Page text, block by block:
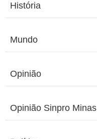
História
Mundo
Opinião
Opinião Sinpro Minas